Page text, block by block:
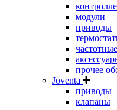
модули
приводы
прочее
Joventa
приводы
клапаны